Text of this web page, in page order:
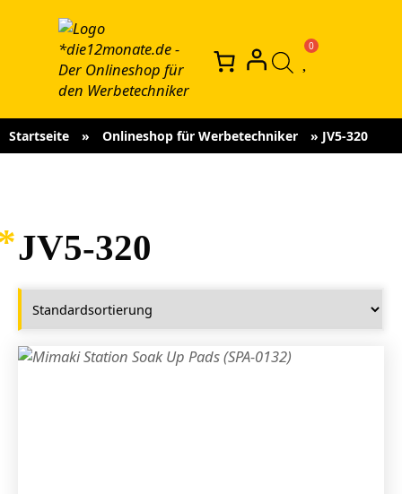
Startseite » Onlineshop für Werbetechniker » JV5-320
JV5-320